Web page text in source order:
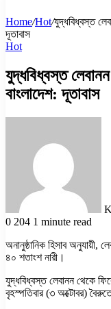
Home/Hot/যুদ্ধবিধ্বস্ত
দূতাবাস
Hot
যুদ্ধবিধ্বস্ত
বাংলাদেশ: দূতাবাস
0 204 1 minute read
অনানুষ্ঠানিক হিসাব অনুযায়ী,
৪০ শতাংশ নারী।
যুদ্ধবিধ্বস্ত লেবানন থেকে
বৃহস্পতিবার (৩ অক্টোবর)